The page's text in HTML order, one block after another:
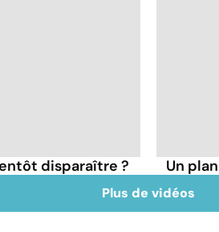
disparaître ? Un
Plus de vidéos